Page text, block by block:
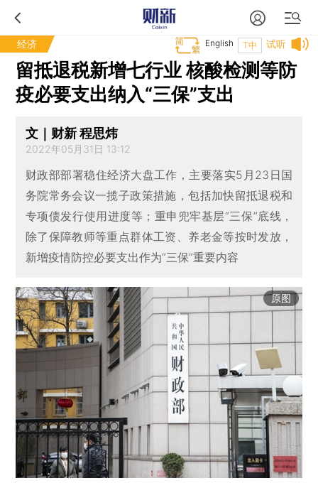
经济 试听
T中
English
留抵退税新增七行业 核酸检测等防
疫必要支出纳入“三保”支出
文｜财新 程思炜
2022年05月31日 13:12
财政部部署稳住经济大盘工作，主要落实5月23日国
务院常务会议一揽子政策措施，包括加快留抵退税和
专项债发行使用进度等；重申兜牢基层“三保”底线，
除了保障教师等重点群体工资、养老金等按时发放，
新增疫情防控必要支出作为“三保”重要内容
原图